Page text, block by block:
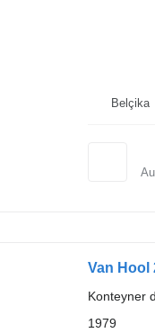
Belçika
Van Hool
Konteyner
1979